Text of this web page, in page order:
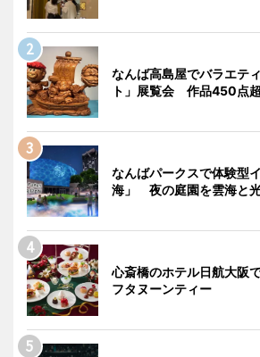
なんば高島屋でバラエテ
ト」展覧会 作品450点
なんばパークスで体験型
海」 夜の庭園を雲海と
心斎橋のホテル日航大阪
フタヌーンティー